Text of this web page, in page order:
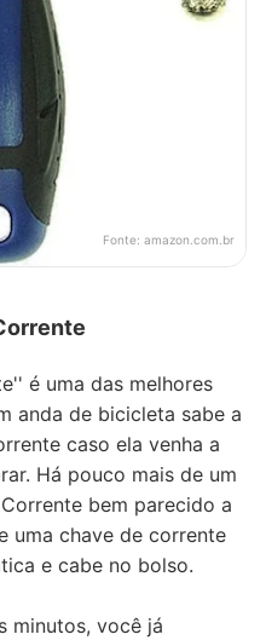
Fonte: amazon.com.br
é uma das melhores
anda de bicicleta sabe a
caso ela venha a
Há pouco mais de um
bem parecido a
uma chave de corrente
e cabe no bolso.
minutos, você já